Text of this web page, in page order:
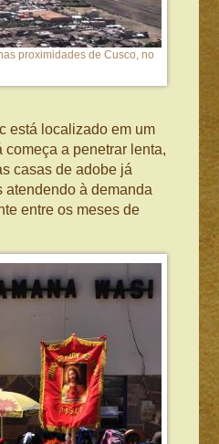
proximidades de Cusco, no
está localizado em um
a penetrar lenta,
casas de adobe já
atendendo à demanda
entre os meses de